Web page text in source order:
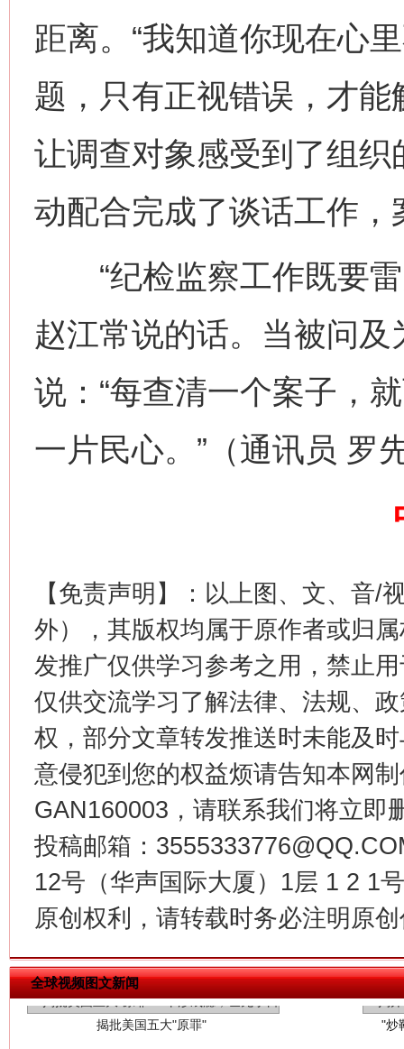
距离。“我知道你现在心
题，只有正视错误，才能
让调查对象感受到了组
动配合完成了谈话工作
“纪检监察工作既要雷
赵江常说的话。当被问
说：“每查清一个案子，
一片民心。”（通讯员 罗
【免责声明】：以上图、文、音/
外），其版权均属于原作者或归
发推广仅供学习参考之用，禁止
仅供交流学习了解法律、法规、
权，部分文章转发推送时未能及
意侵犯到您的权益烦请告知本网
GAN160003，请联系我们将立即
投稿邮箱：
12号（华声国际大厦）1层 1 2 1
原创权利，请转载时务必注明原
全球视频图文新闻
在谋一域中谋全局
习近平的博鳌关键词
魏明亮
“刷贴”乱象丛生
生
揭批美国五大"原罪" "炒